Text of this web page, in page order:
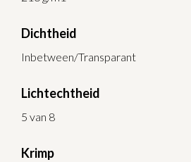
Dichtheid
Inbetween/Transparant
Lichtechtheid
5 van 8
Krimp